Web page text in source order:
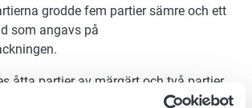
grodde fem partier sämre och ett
som angavs på
åtta partier av märgärt och två partier
genomsnittliga grobarheten för dessa var